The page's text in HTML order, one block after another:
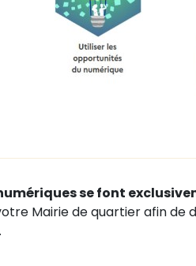
se font
Mairie de quartier afin